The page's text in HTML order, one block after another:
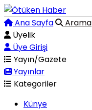
Ana Sayfa Arama
Üyelik
Üye Girişi
Yayın/Gazete
Yayınlar
Kategoriler
Künye